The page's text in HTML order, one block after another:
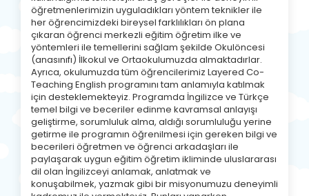
öğretmenlerimizin uyguladıkları yöntem teknikler ile
her öğrencimizdeki bireysel farklılıkları ön plana
çıkaran öğrenci merkezli eğitim öğretim ilke ve
yöntemleri ile temellerini sağlam şekilde Okulöncesi
(anasınıfı) İlkokul ve Ortaokulumuzda almaktadırlar.
Ayrıca, okulumuzda tüm öğrencilerimiz Layered Co-
Teaching English programını tam anlamıyla katılmak
için desteklemekteyiz. Programda İngilizce ve Türkçe
temel bilgi ve beceriler edinme kavramsal anlayışı
geliştirme, sorumluluk alma, aldığı sorumluluğu yerine
getirme ile programın öğrenilmesi için gereken bilgi ve
becerileri öğretmen ve öğrenci arkadaşları ile
paylaşarak uygun eğitim öğretim ikliminde uluslararası
dil olan İngilizceyi anlamak, anlatmak ve
konuşabilmek, yazmak gibi bir misyonumuzu deneyimli